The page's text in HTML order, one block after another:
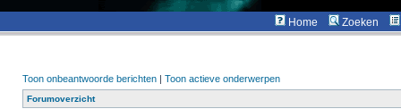
Home Zoeken
Toon onbeantwoorde berichten | Toon actieve onderwerpen
Forumoverzicht